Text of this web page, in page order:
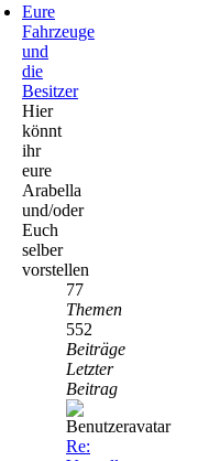
Eure
Fahrzeuge
und
die
Besitzer
Hier
könnt
ihr
eure
Arabella
und/oder
Euch
selber
vorstellen
77
Themen
552
Beiträge
Letzter
Beitrag
Re: